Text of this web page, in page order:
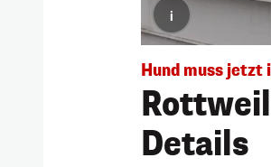
i
Hund muss jetzt
Details